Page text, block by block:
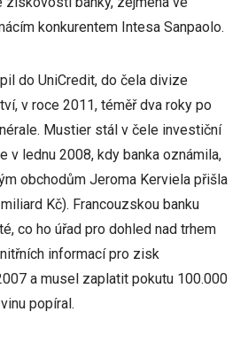
konkurentem Intesa Sanpaolo.
do UniCredit, do čela divize
v roce 2011, téměř dva roky po
Mustier stál v čele investiční
v lednu 2008, kdy banka oznámila,
obchodům Jeroma Kerviela přišla
Kč). Francouzskou banku
co ho úřad pro dohled nad trhem
informací pro zisk
a musel zaplatit pokutu 100.000
popíral.